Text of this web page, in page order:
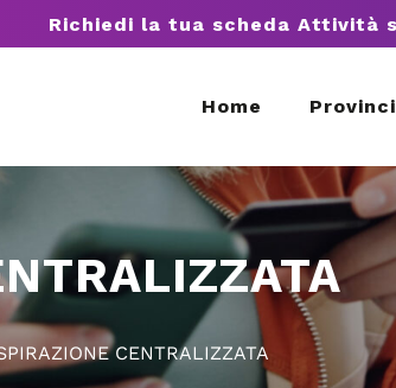
Richiedi la tua scheda Attività
Home
CENTRALIZZATA